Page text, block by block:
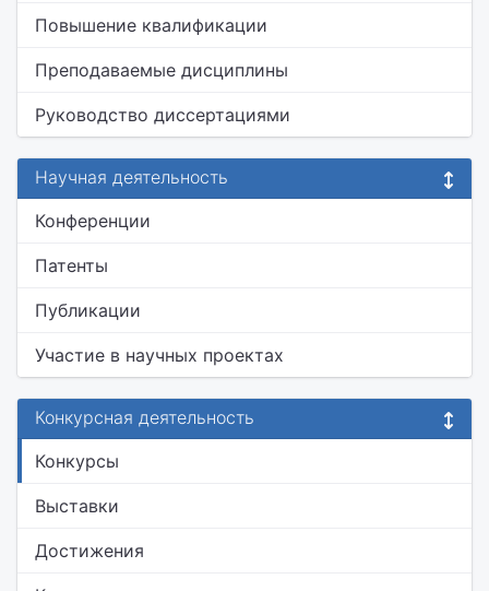
Повышение квалификации
Преподаваемые дисциплины
Руководство диссертациями
Научная деятельность
Конференции
Патенты
Публикации
Участие в научных проектах
Конкурсная деятельность
Конкурсы
Выставки
Достижения